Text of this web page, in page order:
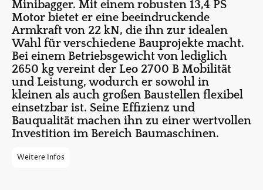
Minibagger. Mit einem robusten 13,4 PS
Motor bietet er eine beeindruckende
Armkraft von 22 kN, die ihn zur idealen
Wahl für verschiedene Bauprojekte macht.
Bei einem Betriebsgewicht von lediglich
2650 kg vereint der Leo 2700 B Mobilität
und Leistung, wodurch er sowohl in
kleinen als auch großen Baustellen flexibel
einsetzbar ist. Seine Effizienz und
Bauqualität machen ihn zu einer wertvollen
Investition im Bereich Baumaschinen.
Weitere Infos